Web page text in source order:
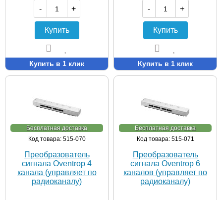
-
+
Купить
Купить в 1 клик
-
+
Купить
Купить в 1 клик
Бесплатная доставка
Код товара: 515-070
Преобразователь
сигнала Oventrop 4
канала (управляет по
радиоканалу)
Бесплатная доставка
Код товара: 515-071
Преобразователь
сигнала Oventrop 6
каналов (управляет по
радиоканалу)